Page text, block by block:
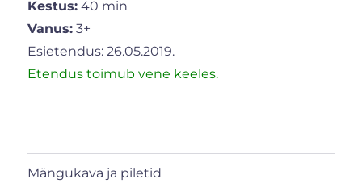
Kestus: 40 min
Vanus: 3+
Esietendus: 26.05.2019.
Etendus toimub vene keeles.
Mängukava ja piletid